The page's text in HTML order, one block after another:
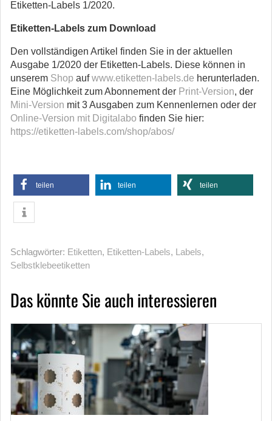
Etiketten-Labels 1/2020.
Etiketten-Labels zum Download
Den vollständigen Artikel finden Sie in der aktuellen
Ausgabe 1/2020 der Etiketten-Labels. Diese können in
unserem Shop aufwww.etiketten-labels.de herunterladen.
Eine Möglichkeit zum Abonnement der Print-Version, der
Mini-Version mit 3 Ausgaben zum Kennenlernen oder der
Online-Version mit Digitalabo finden Sie hier:
https://etiketten-labels.com/shop/abos/
teilen teilen teilen
Schlagwörter: Etiketten, Etiketten-Labels, Labels,
Selbstklebeetiketten
Das könnte Sie auch interessieren